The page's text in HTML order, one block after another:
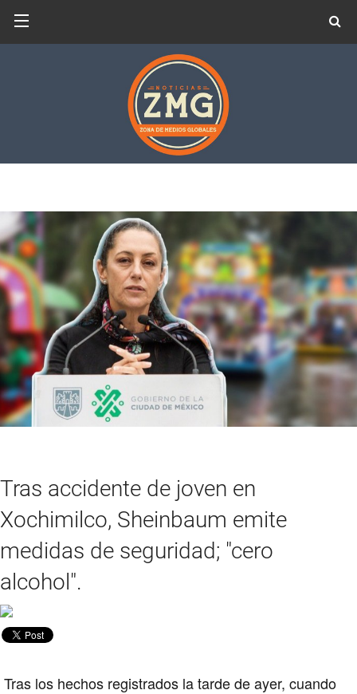
Tras accidente de joven en
Xochimilco, Sheinbaum emite
medidas de seguridad; "cero
alcohol".
Tras los hechos registrados la tarde de ayer, cuando